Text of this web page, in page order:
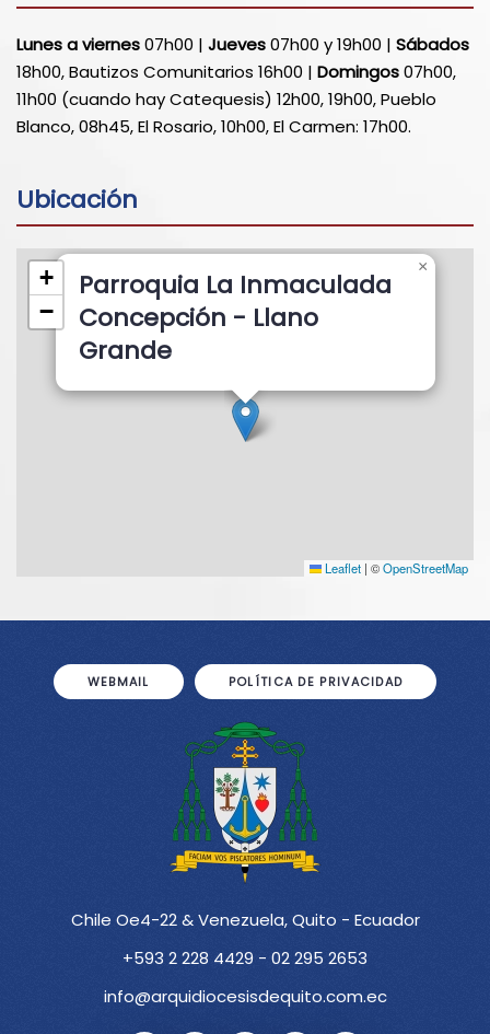
Lunes a viernes07h00 | Jueves07h00 y 19h00 | Sábados
18h00, Bautizos Comunitarios 16h00 | Domingos07h00,
11h00 (cuando hay Catequesis) 12h00, 19h00, Pueblo
Blanco, 08h45, El Rosario, 10h00, El Carmen: 17h00.
Ubicación
Parroquia La Inmaculada
Concepción - Llano
Grande
×
+
−
Leaflet | ©OpenStreetMap
WEBMAIL POLÍTICA DE PRIVACIDAD
Chile Oe4-22 & Venezuela, Quito - Ecuador
+593 2 228 4429 - 02 295 2653
info@arquidiocesisdequito.com.ec